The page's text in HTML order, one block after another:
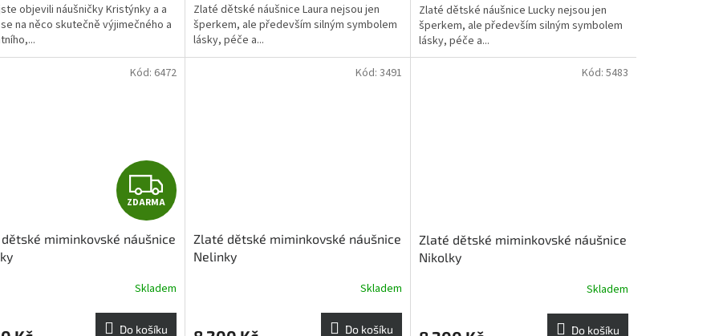
objevili náušničky Kristýnky a a
na něco skutečně výjimečného a
Zlaté dětské náušnice Laura nejsou jen
šperkem, ale především silným symbolem
lásky, péče a...
Zlaté dětské náušnice Lucky nejsou jen
šperkem, ale především silným symbolem
lásky, péče a...
Z
D
A
R
M
ZDARMA
miminkovské náušnice
Skladem
Do košíku
Kód: 6472
Zlaté dětské miminkovské náušnice
Nelinky
Skladem
Do košíku
Kód: 3491
Zlaté dětské miminkovské náušnice
Nikolky
Skladem
Do košíku
Kód: 5483